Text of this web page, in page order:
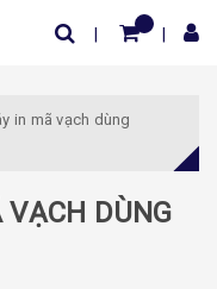
in mã vạch dùng
DÙNG